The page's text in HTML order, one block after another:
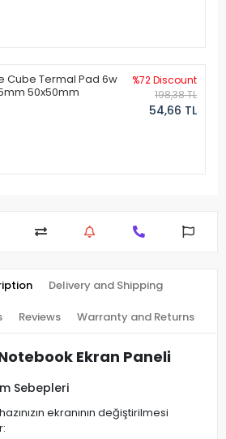
Cube Termal Pad 6w
50x50mm
%72 Discount
198,38 TL
54,66 TL
Delivery and Shipping
Reviews Warranty and Returns
Ekran Paneli
Sebepleri
ekranının değiştirilmesi